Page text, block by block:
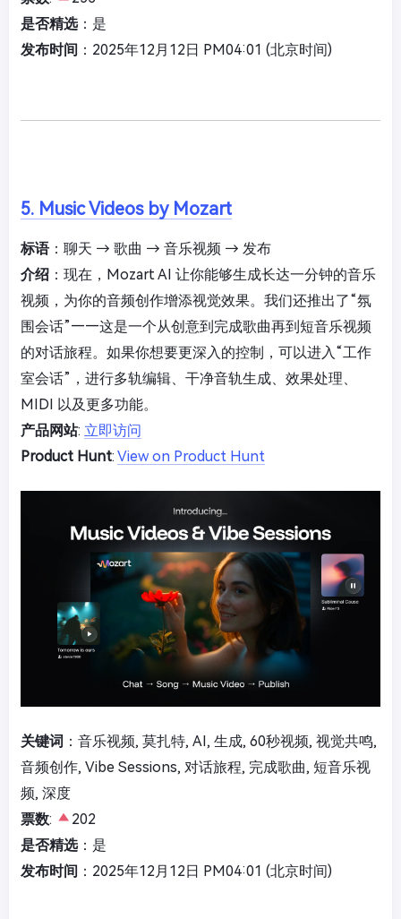
是否精选：是
发布时间 ：2025年12月12日 PM04:01 (北京时间)
5. Music Videos by Mozart
标语：聊天 → 歌曲 → 音乐视频 → 发布
介绍 ：现在，Mozart AI 让你能够生成长达一分钟的音乐
视频，为你的音频创作增添视觉效果。我们还推出了“氛
围会话”——这是一个从创意到完成歌曲再到短音乐视频
的对话旅程。如果你想要更深入的控制，可以进入“工作
室会话”，进行多轨编辑、干净音轨生成、效果处理、
MIDI 以及更多功能。
产品网站: 立即访问
Product Hunt: View on Product Hunt
关键词 ：音乐视频, 莫扎特, AI, 生成, 60秒视频, 视觉共鸣,
音频创作, Vibe Sessions, 对话旅程, 完成歌曲, 短音乐视
频, 深度
票数:
202
是否精选：是
发布时间 ：2025年12月12日 PM04:01 (北京时间)